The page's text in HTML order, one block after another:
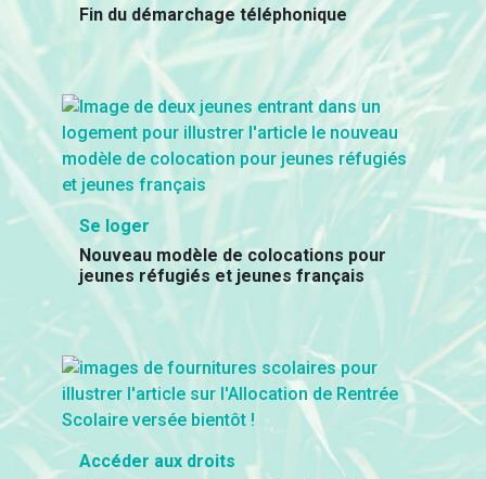
Fin du démarchage téléphonique
Se loger
Nouveau modèle de colocations pour
jeunes réfugiés et jeunes français
Accéder aux droits